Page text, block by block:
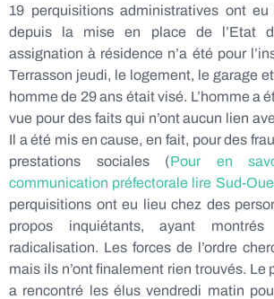
19 perquisitions administratives ont
depuis la mise en place de l’Etat
assignation à résidence n’a été pour
Terrasson jeudi, le logement, le garage
homme de 29 ans était visé. L’homme a
vue pour des faits qui n’ont aucun lien
Il a été mis en cause, en fait, pour des
prestations sociales (Pour en
communication préfectorale lire Sud-
perquisitions ont eu lieu chez des
propos inquiétants, ayant
radicalisation. Les forces de l’ordre
mais ils n’ont finalement rien trouvés. Le
a rencontré les élus vendredi matin